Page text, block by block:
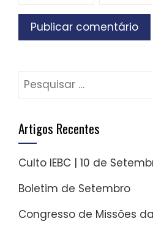
Pesquisar
Artigos Recentes
Culto IEBC | 10 de
Boletim de Setembro
Congresso de Missões da